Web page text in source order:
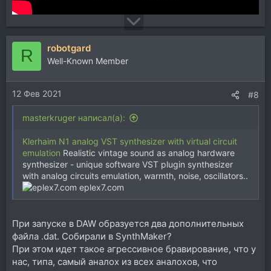
R robotgard
Well-Known Member
12 Фев 2021 #8
masterkruger написал(а):
Klerhaim N1 analog VST synthesizer with virtual circuit
emulation Realistic vintage sound as analog hardware
synthesizer - unique software VST plugin synthesizer
with analog circuits emulation, warmth, noise, oscillators..
eplex7.com
При запуске в DAW образуется два дополнительных
файла .dat. Cобирали в SynthMaker?
При этом идет такое агрессивное бравирование, что у
нас, типа, самый аналох из всех аналохов, что